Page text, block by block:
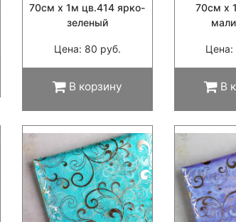
70см х 1м цв.414 ярко-
зеленый
Цена: 80 руб.
В корзину
70см х
Цена:
В